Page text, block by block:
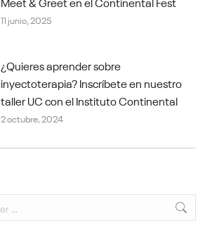
11 junio, 2025
¿Quieres aprender sobre
inyectoterapia? Inscríbete en nuestro
taller UC con el Instituto Continental
2 octubre, 2024